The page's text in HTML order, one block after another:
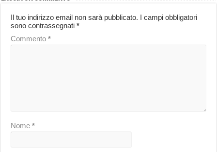
Il tuo indirizzo email non sarà pubblicato. I campi obbligatori
sono contrassegnati*
Commento*
Nome*